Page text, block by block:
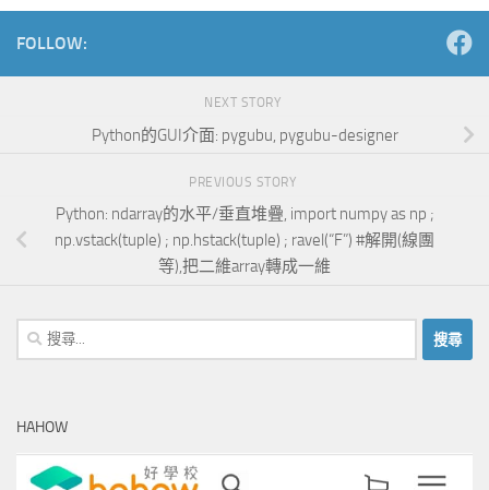
FOLLOW:
NEXT STORY
Python的GUI介面: pygubu, pygubu-designer
PREVIOUS STORY
Python: ndarray的水平/垂直堆疊, import numpy as np ;
np.vstack(tuple) ; np.hstack(tuple) ; ravel(“F”) #解開(線團
等),把二維array轉成一維
搜
尋
字:
HAHOW